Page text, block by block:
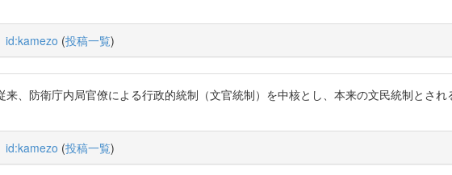
id:kamezo (投稿一覧)
来、防衛庁内局官僚による行政的統制（文官統制）を中核とし、本来の文民統制とさ
id:kamezo (投稿一覧)